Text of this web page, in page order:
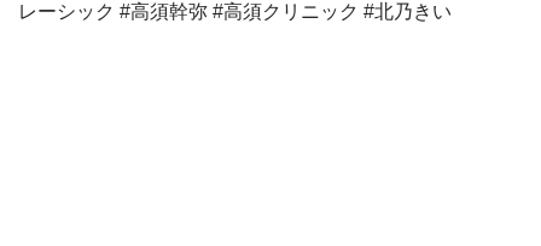
レーシック #高須幹弥 #高須クリニック #北乃きい